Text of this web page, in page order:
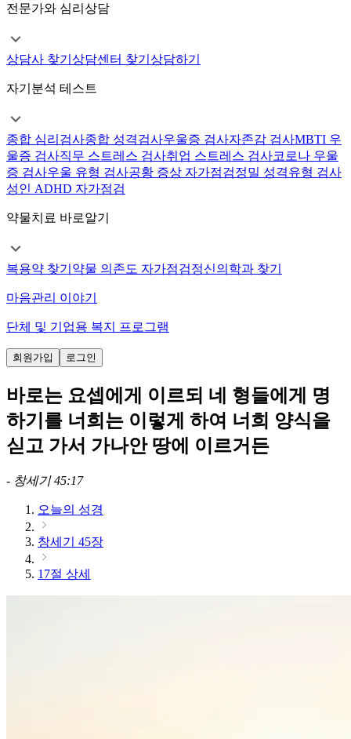
전문가와 심리상담
상담사 찾기 상담센터 찾기 상담하기
자기분석 테스트
종합 심리검사종합 성격검사우울증 검사자존감 검사MBTI 우
울증 검사직무 스트레스 검사취업 스트레스 검사코로나 우울
증 검사우울 유형 검사공황 증상 자가점검정밀 성격유형 검사
성인 ADHD 자가점검
약물치료 바로알기
복용약 찾기 약물 의존도 자가점검정신의학과 찾기
마음관리 이야기
단체 및 기업용 복지 프로그램
회원가입 로그인
바로는 요셉에게 이르되 네 형들에게 명
하기를 너희는 이렇게 하여 너희 양식을
싣고 가서 가나안 땅에 이르거든
- 창세기 45:17
오늘의 성경
창세기 45장
17절 상세